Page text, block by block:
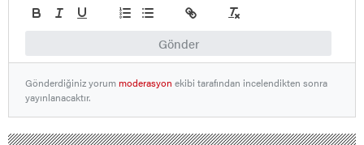
Gönder
Gönderdiğiniz yorummoderasyon ekibi tarafından incelendikten sonra
yayınlanacaktır.